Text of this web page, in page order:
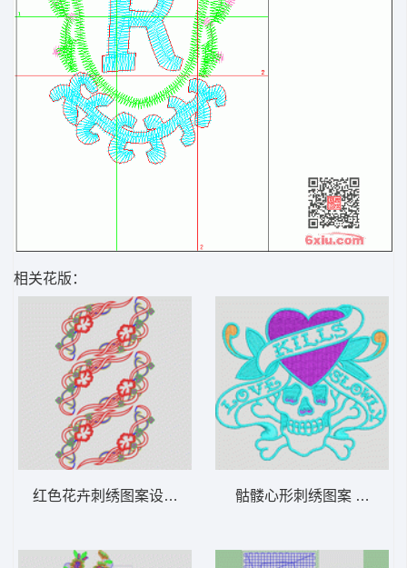
相关花版：
红色花卉刺绣图案设计 烫花朵 骷髅心形刺绣图案 骷髅章